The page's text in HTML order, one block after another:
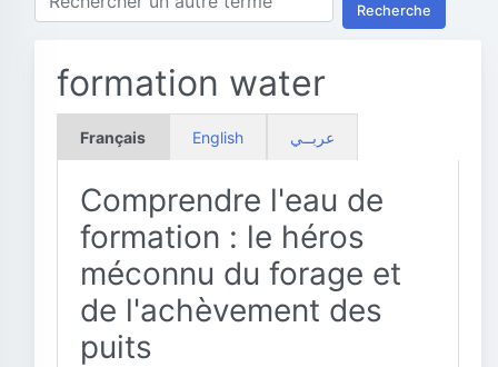
Recherche
formation water
Français English عربــي
Comprendre l'eau de
formation : le héros
méconnu du forage et
de l'achèvement des
puits